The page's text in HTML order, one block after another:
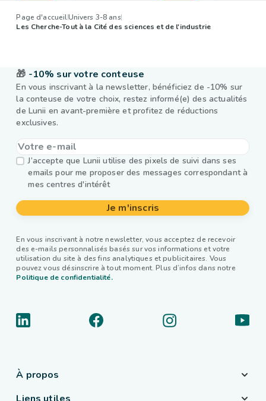
Page d'accueilUnivers 3-8 ans
Les Cherche-Tout à la Cité des sciences et de l'industrie
🎁 -10% sur votre conteuse
En vous inscrivant à la newsletter, bénéficiez de -10% sur
la conteuse de votre choix, restez informé(e) des actualités
de Lunii en avant-première et profitez de réductions
exclusives.
J’accepte que Lunii utilise des pixels de suivi dans ses
emails pour me proposer des messages correspondant à
mes centres d'intérêt
Je m'inscris
En vous inscrivant à notre newsletter, vous acceptez de recevoir
des e-mails personnalisés basés sur vos informations et votre
utilisation du site à des fins analytiques et publicitaires. Vous
pouvez vous désinscrire à tout moment. Plus d’infos dans notre
Politique de confidentialité.
À propos